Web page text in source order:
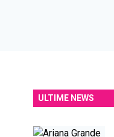
ULTIME NEWS